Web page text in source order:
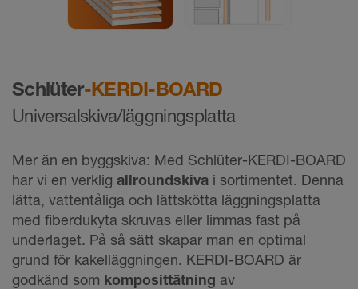
Schlüter-KERDI-BOARD
Universalskiva/läggningsplatta
Mer än en byggskiva: Med Schlüter-KERDI-BOARD
har vi en verklig allroundskiva i sortimentet. Denna
lätta, vattentåliga och lättskötta läggningsplatta
med fiberdukyta skruvas eller limmas fast på
underlaget. På så sätt skapar man en optimal
grund för kakelläggningen. KERDI-BOARD är
godkänd som komposittätning av